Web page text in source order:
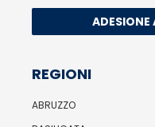
ADESIONE
REGIONI
ABRUZZO